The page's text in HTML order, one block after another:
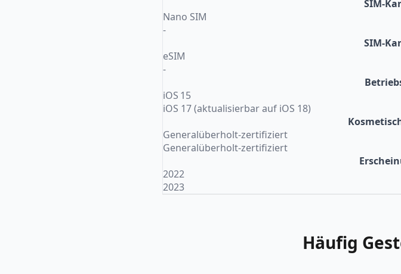
SIM-
Nano SIM
-
SIM-
eSIM
-
iOS 15
iOS 17 (aktualisierbar auf iOS 18)
Generalüberholt-zertifiziert
Generalüberholt-zertifiziert
2022
2023
Häufig